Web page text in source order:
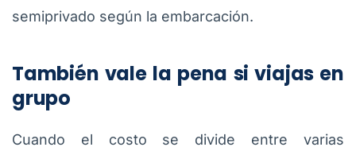
semiprivado según la embarcación.
También vale la pena si viajas en
grupo
Cuando el costo se divide entre varias